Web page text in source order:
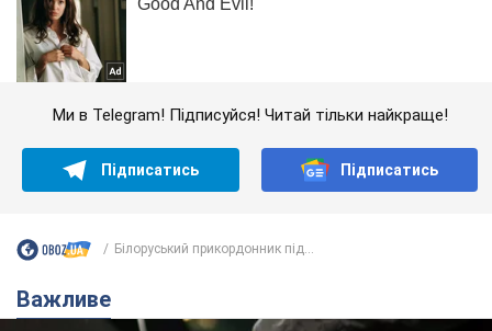
Ми в Telegram! Підписуйся! Читай тільки найкраще!
Підписатись Підписатись
Білоруський прикордонник під...
Важливе